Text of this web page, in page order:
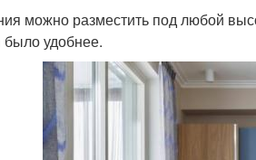
можно разместить под любой
было удобнее.